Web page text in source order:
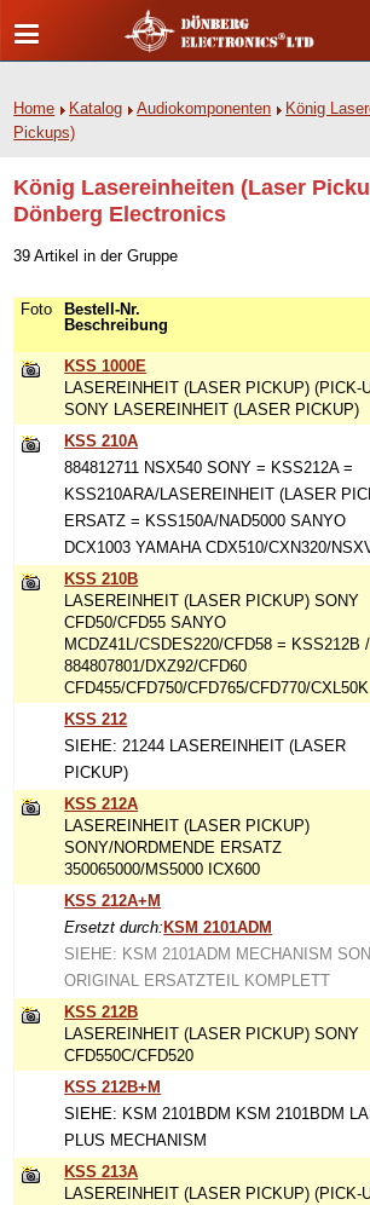
Home Katalog Audiokomponenten
König
Pickups)
König Lasereinheiten (Laser
Dönberg Electronics
39 Artikel in der Gruppe
Foto
Bestell-Nr.
Beschreibung
KSS 1000E
LASEREINHEIT (LASER PICKUP) (PICK-
SONY LASEREINHEIT (LASER PICKUP)
KSS 210A
884812711 NSX540 SONY = KSS212A =
KSS210ARA/LASEREINHEIT (LASER
ERSATZ = KSS150A/NAD5000 SANYO
DCX1003 YAMAHA CDX510/CXN320/
KSS 210B
LASEREINHEIT (LASER PICKUP) SONY
CFD50/CFD55 SANYO
MCDZ41L/CSDES220/CFD58 = KSS212B /
884807801/DXZ92/CFD60
CFD455/CFD750/CFD765/CFD770/CXL50K
KSS 212
SIEHE: 21244 LASEREINHEIT (LASER
PICKUP)
KSS 212A
LASEREINHEIT (LASER PICKUP)
SONY/NORDMENDE ERSATZ
350065000/MS5000 ICX600
KSS 212A+M
Ersetzt durch: KSM 2101ADM
SIEHE: KSM 2101ADM MECHANISM
ORIGINAL ERSATZTEIL KOMPLETT
KSS 212B
LASEREINHEIT (LASER PICKUP) SONY
CFD550C/CFD520
KSS 212B+M
SIEHE: KSM 2101BDM KSM 2101BDM
PLUS MECHANISM
KSS 213A
LASEREINHEIT (LASER PICKUP) (PICK-